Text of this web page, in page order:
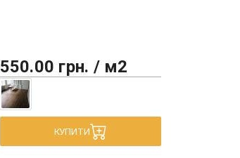
550.00 грн. / м2
КУПИТИ